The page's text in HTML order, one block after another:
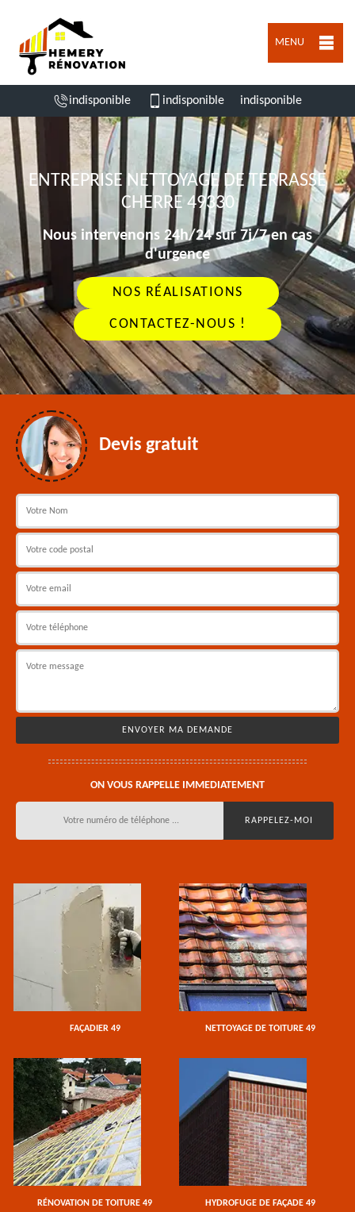
MENU
indisponible indisponible indisponible
ENTREPRISE NETTOYAGE DE TERRASSE
CHERRE 49330
Nous intervenons 24h/24 sur 7j/7 en cas
d'urgence
NOS RÉALISATIONS
CONTACTEZ-NOUS !
Devis gratuit
ON VOUS RAPPELLE IMMEDIATEMENT
FAÇADIER 49 NETTOYAGE DE TOITURE 49
RÉNOVATION DE TOITURE 49 HYDROFUGE DE FAÇADE 49